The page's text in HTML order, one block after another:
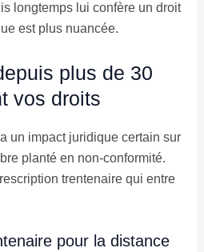
longtemps lui confère un droit
est plus nuancée.
plus de 30
vos droits
un impact juridique certain sur
planté en non-conformité.
trentenaire qui entre
pour la distance